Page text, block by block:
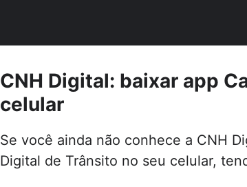
CNH Digital: baixar app
celular
Se você ainda não conhece a CNH
Digital de Trânsito no seu celular,